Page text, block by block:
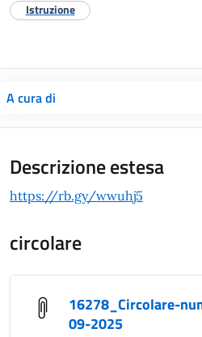
Istruzione
A cura di
Descrizione estesa
https://rb.gy/wwuhj5
circolare
16278_Circolare-
09-2025